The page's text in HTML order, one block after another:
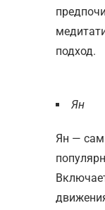
подход.
Ян
Ян —